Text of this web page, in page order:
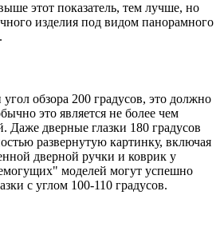
этот показатель, тем лучше, но
изделия под видом панорамного
обзора 200 градусов, это должно
это является не более чем
Даже дверные глазки 180 градусов
развернутую картинку, включая
дверной ручки и коврик у
моделей могут успешно
с углом 100-110 градусов.